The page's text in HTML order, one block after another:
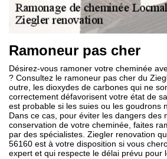
Ramoneur pas cher
Désirez-vous ramoner votre cheminée
? Consultez le ramoneur pas cher du
outre, les dioxydes de carbones qui ne
correctement défavorisent votre état de
est probable si les suies ou les goudrons
Dans ce cas, pour éviter les dangers des
conservation de votre cheminée, faites
par des spécialistes. Ziegler renovation
56160 est à votre disposition si vous
expert et qui respecte le délai prévu pour